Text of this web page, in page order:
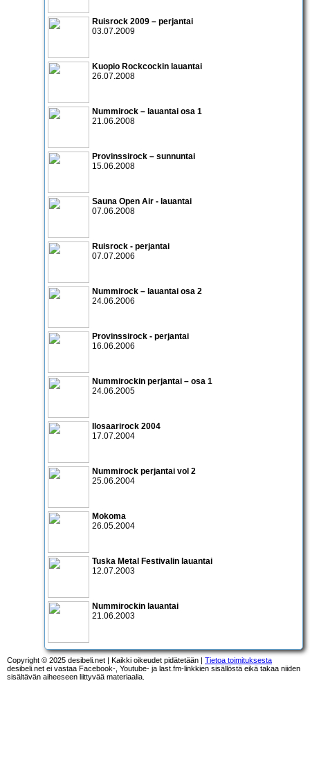
Ruisrock 2009 – perjantai
03.07.2009
Kuopio Rockcockin lauantai
26.07.2008
Nummirock – lauantai osa 1
21.06.2008
Provinssirock – sunnuntai
15.06.2008
Sauna Open Air - lauantai
07.06.2008
Ruisrock - perjantai
07.07.2006
Nummirock – lauantai osa 2
24.06.2006
Provinssirock - perjantai
16.06.2006
Nummirockin perjantai – osa 1
24.06.2005
Ilosaarirock 2004
17.07.2004
Nummirock perjantai vol 2
25.06.2004
Mokoma
26.05.2004
Tuska Metal Festivalin lauantai
12.07.2003
Nummirockin lauantai
21.06.2003
Copyright © 2025 desibeli.net | Kaikki oikeudet pidätetään | Tietoa toimituksesta
desibeli.net ei vastaa Facebook-, Youtube- ja last.fm-linkkien sisällöstä eikä takaa niiden
sisältävän aiheeseen liittyvää materiaalia.